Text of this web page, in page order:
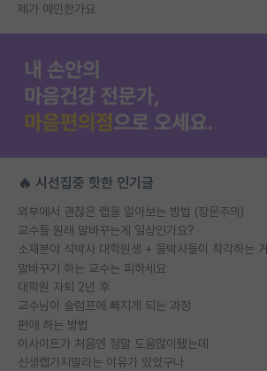
제가 예민한가요
🔥 시선집중 핫한 인기글
외부에서 괜찮은 랩을 알아보는 방법 (장문주의)
교수들 원래 말바꾸는게 일상인가요?
소재분야 석박사 대학원생 + 물박사들이 착각하는 거
말바꾸기 하는 교수는 피하세요
대학원 자퇴 2년 후
교수님이 슬럼프에 빠지게 되는 과정
편애 하는 방법
이사이트가 처음엔 정말 도움많이됐는데
신생랩가지말라는 이유가 있었구나